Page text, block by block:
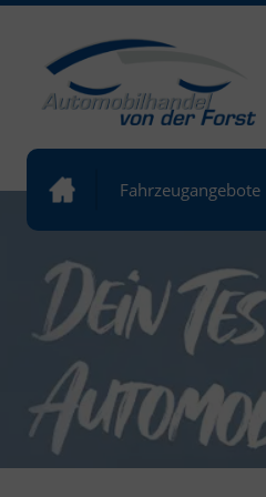
Fahrzeugangebote